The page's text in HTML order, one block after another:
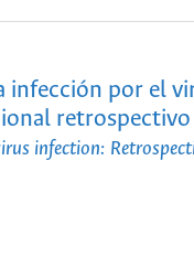
infección por el
retrospectivo
infection: